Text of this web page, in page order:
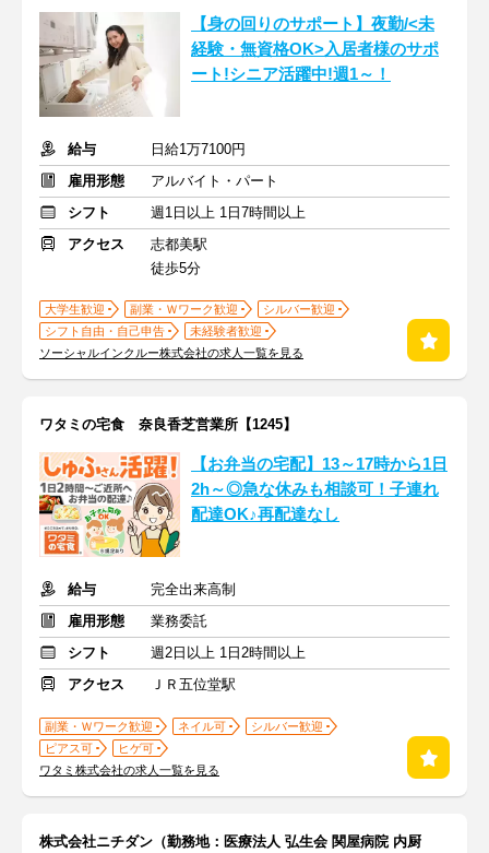
【身の回りのサポート】夜勤/<未
経験・無資格OK>入居者様のサポ
ート!シニア活躍中!週1～！
給与
日給1万7100円
雇用形態
アルバイト・パート
シフト
週1日以上 1日7時間以上
アクセス
志都美駅
徒歩5分
大学生歓迎 副業・Ｗワーク歓迎
シルバー歓迎
シフト自由・自己申告
未経験者歓迎
ソーシャルインクルー株式会社の求人一覧を見る
ワタミの宅食 奈良香芝営業所【1245】
【お弁当の宅配】13～17時から1日
2h～◎急な休みも相談可！子連れ
配達OK♪再配達なし
給与
完全出来高制
雇用形態
業務委託
シフト
週2日以上 1日2時間以上
アクセス
ＪＲ五位堂駅
副業・Ｗワーク歓迎 ネイル可
シルバー歓迎
ピアス可
ヒゲ可
ワタミ株式会社の求人一覧を見る
株式会社ニチダン（勤務地：医療法人 弘生会 関屋病院 内厨